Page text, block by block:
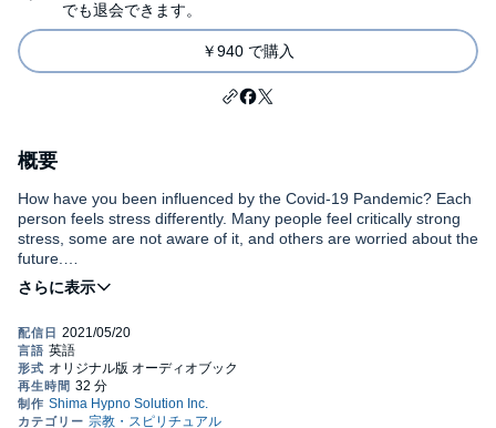
でも退会できます。
￥940 で購入
概要
How have you been influenced by the Covid-19 Pandemic? Each
person feels stress differently. Many people feel critically strong
stress, some are not aware of it, and others are worried about the
future.
In this program, you can experience healing by guided meditation
Chapter1. How did you feel stress of the coronavirus pandemic?
Chapter2. Merging your two stressful factors
Chapter3. Heal your unconscious stress from the pandemic
Chapter4. Wholistic healing for the coronavirus pandemic